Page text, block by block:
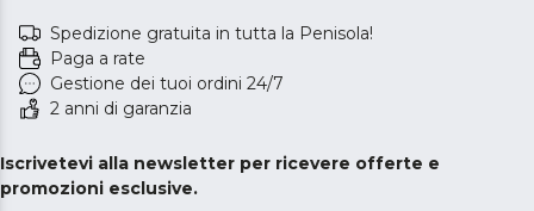
Spedizione gratuita in tutta la Penisola!
Paga a rate
Gestione dei tuoi ordini 24/7
2 anni di garanzia
Iscrivetevi alla newsletter per ricevere offerte e
promozioni esclusive.